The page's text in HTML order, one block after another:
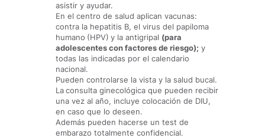
asistir y ayudar.
En el centro de salud aplican vacunas:
contra la hepatitis B, el virus del papiloma
humano (HPV) y la antigripal (para
adolescentes con factores de riesgo); y
todas las indicadas por el calendario
nacional.
Pueden controlarse la vista y la salud bucal.
Laconsulta ginecológica que pueden recibir
una vez al año, incluye colocación de DIU,
en caso que lo deseen.
Además pueden hacerse un test de
embarazo totalmente confidencial.